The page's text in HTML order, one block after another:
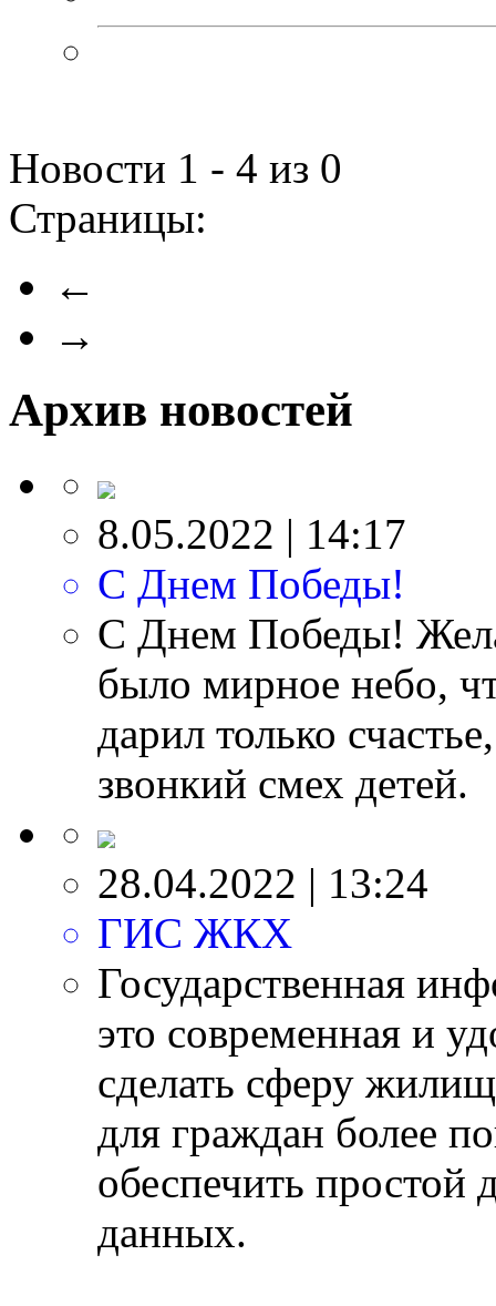
Новости 1 - 4 из 0
Страницы:
←
→
Архив новостей
8.05.2022 | 14:17
С Днем Победы!
С Днем Победы!
было мирное небо,
дарил только
звонкий смех детей.
28.04.2022 | 13:24
ГИС ЖКХ
Государственная
это современная и
сделать сферу
для граждан более
обеспечить
данных.